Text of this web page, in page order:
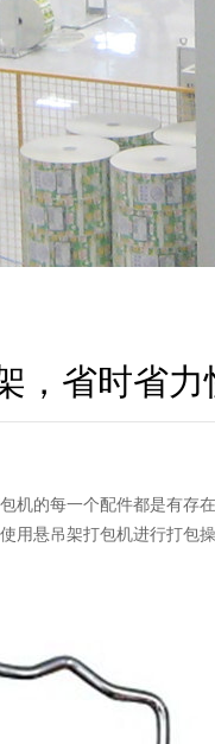
，省时省
机的每一个配件都是有存
悬吊架打包机进行打包